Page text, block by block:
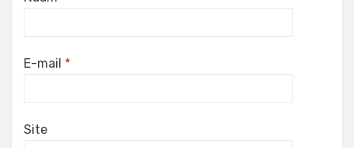
E-mail *
Site